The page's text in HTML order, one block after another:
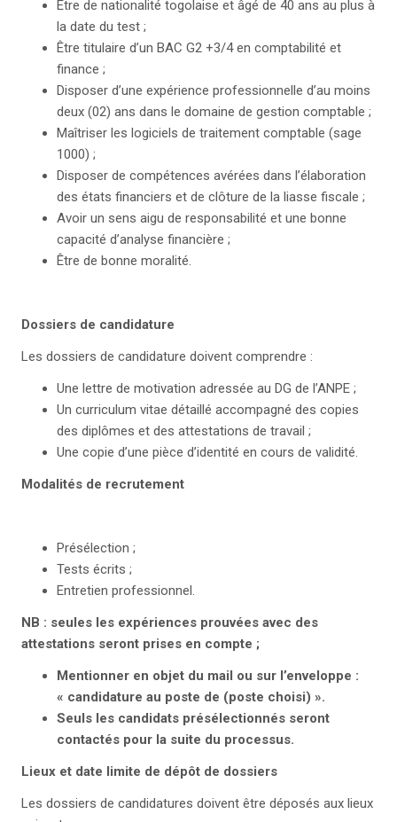
Être de nationalité togolaise et âgé de 40 ans au plus à
la date du test ;
Être titulaire d’un BAC G2 +3/4 en comptabilité et
finance ;
Disposer d’une expérience professionnelle d’au moins
deux (02) ans dans le domaine de gestion comptable ;
Maîtriser les logiciels de traitement comptable (sage
1000) ;
Disposer de compétences avérées dans l’élaboration
des états financiers et de clôture de la liasse fiscale ;
Avoir un sens aigu de responsabilité et une bonne
capacité d’analyse financière ;
Être de bonne moralité.
Dossiers de candidature
Les dossiers de candidature doivent comprendre :
Une lettre de motivation adressée au DG de l’ANPE ;
Un curriculum vitae détaillé accompagné des copies
des diplômes et des attestations de travail ;
Une copie d’une pièce d’identité en cours de validité.
Modalités de recrutement
Présélection ;
Tests écrits ;
Entretien professionnel.
NB : seules les expériences prouvées avec des
attestations seront prises en compte ;
Mentionner en objet du mail ou sur l’enveloppe :
« candidature au poste de (poste choisi) ».
Seuls les candidats présélectionnés seront
contactés pour la suite du processus.
Lieux et date limite de dépôt de dossiers
Les dossiers de candidatures doivent être déposés aux lieux